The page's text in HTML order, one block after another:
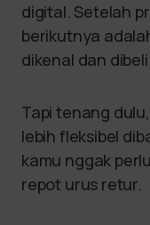
digital. Setelah
berikutnya
dikenal dan
Tapi tenang
lebih fleksibel
kamu nggak
repot urus retur.